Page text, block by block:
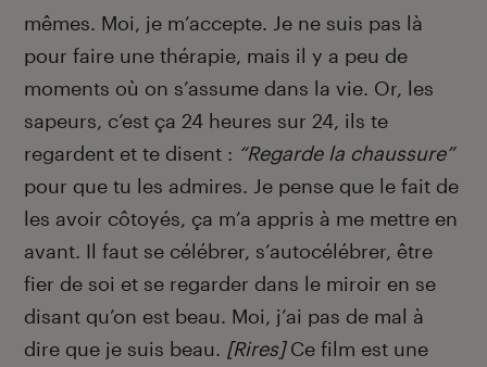
mêmes. Moi, je m’accepte. Je ne suis pas là
pour faire une thérapie, mais il y a peu de
moments où on s’assume dans la vie. Or, les
sapeurs, c’est ça 24 heures sur 24, ils te
regardent et te disent : “Regarde la chaussure”
pour que tu les admires. Je pense que le fait de
les avoir côtoyés, ça m’a appris à me mettre en
avant. Il faut se célébrer, s’autocélébrer, être
fier de soi et se regarder dans le miroir en se
disant qu’on est beau. Moi, j’ai pas de mal à
dire que je suis beau. [Rires]Ce film est une